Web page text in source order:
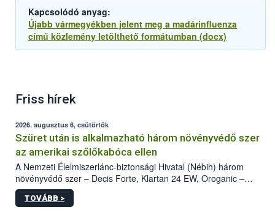
Kapcsolódó anyag:
Újabb vármegyékben jelent meg a madárinfluenza
című közlemény letölthető formátumban (docx)
Friss hírek
2026. augusztus 6, csütörtök
Szüret után is alkalmazható három növényvédő szer
az amerikai szőlőkabóca ellen
A Nemzeti Élelmiszerlánc-biztonsági Hivatal (Nébih) három
növényvédő szer – Decis Forte, Klartan 24 EW, Oroganic –
engedélyokiratát módosította, így azok a szüretet követően,
egészen a vesszőérettség (BBCH 91) stádiumáig
TOVÁBB >